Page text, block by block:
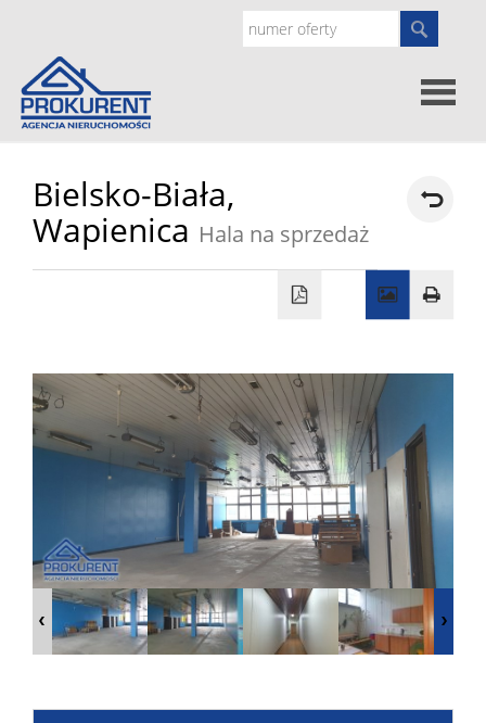
główna
prawne
O
nas
Zgłoś
Zgłoś
ofertę
Bielsko-Biała,
Wapienica Hala na sprzedaż